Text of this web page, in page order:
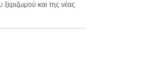
και της νέας